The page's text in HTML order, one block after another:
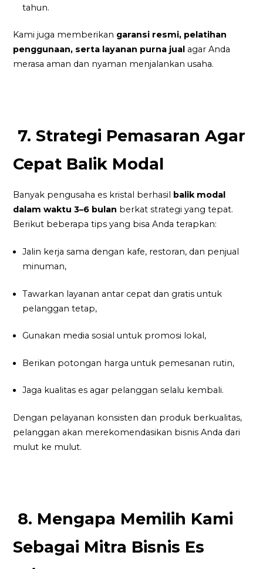
tahun.
Kami juga memberikan garansi resmi, pelatihan
penggunaan, serta layanan purna jual agar Anda
merasa aman dan nyaman menjalankan usaha.
7. Strategi Pemasaran Agar
Cepat Balik Modal
Banyak pengusaha es kristal berhasil
balik modal
dalam waktu 3–6 bulan berkat strategi yang tepat.
Berikut beberapa tips yang bisa Anda terapkan:
Jalin kerja sama dengan kafe, restoran, dan penjual
minuman,
Tawarkan layanan antar cepat dan gratis untuk
pelanggan tetap,
Gunakan media sosial untuk promosi lokal,
Berikan potongan harga untuk pemesanan rutin,
Jaga kualitas es agar pelanggan selalu kembali.
Dengan pelayanan konsisten dan produk berkualitas,
pelanggan akan merekomendasikan bisnis Anda dari
mulut ke mulut.
8. Mengapa Memilih Kami
Sebagai Mitra Bisnis Es